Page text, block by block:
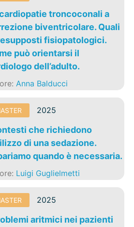
troncoconali a
biventricolare. Quali
fisiopatologici.
può orientarsi il
dell’adulto.
Anna Balducci
2025
che richiedono
di una sedazione.
quando è necessaria.
Luigi Guglielmetti
2025
aritmici nei pazienti